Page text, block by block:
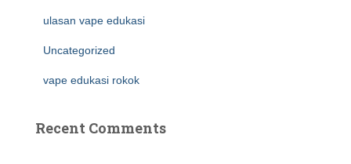
ulasan vape edukasi
Uncategorized
vape edukasi rokok
Recent Comments